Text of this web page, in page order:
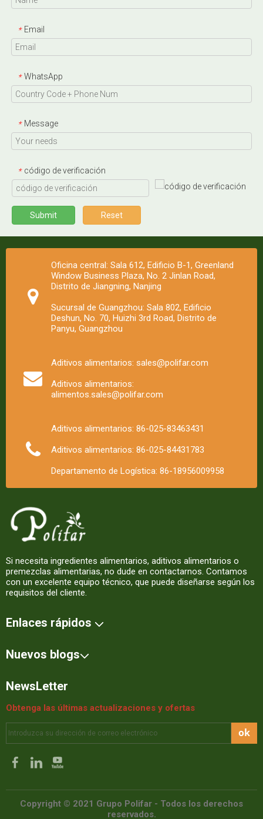
* Email
* WhatsApp
* Message
* código de verificación
Submit Reset
Oficina central: Sala 612, Edificio B-1, Greenland
Window Business Plaza, No. 2 Jinlan Road,
Distrito de Jiangning, Nanjing
Sucursal de Guangzhou: Sala 802, Edificio
Deshun, No. 70, Huizhi 3rd Road, Distrito de
Panyu, Guangzhou
Aditivos alimentarios: sales@polifar.com
Aditivos alimentarios:
alimentos.sales@polifar.com
Aditivos alimentarios: 86-025-83463431
Aditivos alimentarios: 86-025-84431783
Departamento de Logística: 86-18956009958
Si necesita ingredientes alimentarios, aditivos alimentarios o
premezclas alimentarias, no dude en contactarnos. Contamos
con un excelente equipo técnico, que puede diseñarse según los
requisitos del cliente.
Enlaces rápidos
Nuevos blogs
NewsLetter
Obtenga las últimas actualizaciones y ofertas
ok
Copyright © 2021 Grupo Polifar - Todos los derechos
reservados.